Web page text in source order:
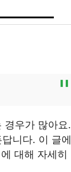
경우가 많아요.
니다. 이 글에
대해 자세히